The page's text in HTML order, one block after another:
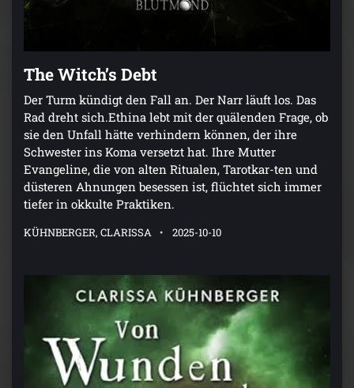
The Witch’s Debt
Der Turm kündigt den Fall an. Der Narr läuft los. Das
Rad dreht sich.Ethina lebt mit der quälenden Frage, ob
sie den Unfall hätte verhindern können, der ihre
Schwester ins Koma versetzt hat. Ihre Mutter
Evangeline, die von alten Ritualen, Tarotkar-ten und
düsteren Ahnungen besessen ist, flüchtet sich immer
tiefer in okkulte Praktiken.
KÜHNBERGER, CLARISSA 2025-10-10